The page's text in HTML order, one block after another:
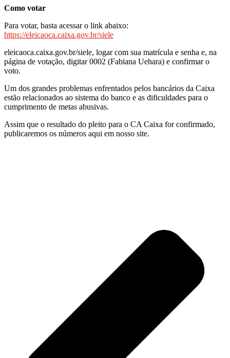
Como votar
Para votar, basta acessar o link abaixo:
https://eleicaoca.caixa.gov.br/siele
eleicaoca.caixa.gov.br/siele, logar com sua matrícula e senha e, na
página de votação, digitar 0002 (Fabiana Uehara) e confirmar o
voto.
Um dos grandes problemas enfrentados pelos bancários da Caixa
estão relacionados ao sistema do banco e as dificuldades para o
cumprimento de metas abusivas.
Assim que o resultado do pleito para o CA Caixa for confirmado,
publicaremos os números aqui em nosso site.